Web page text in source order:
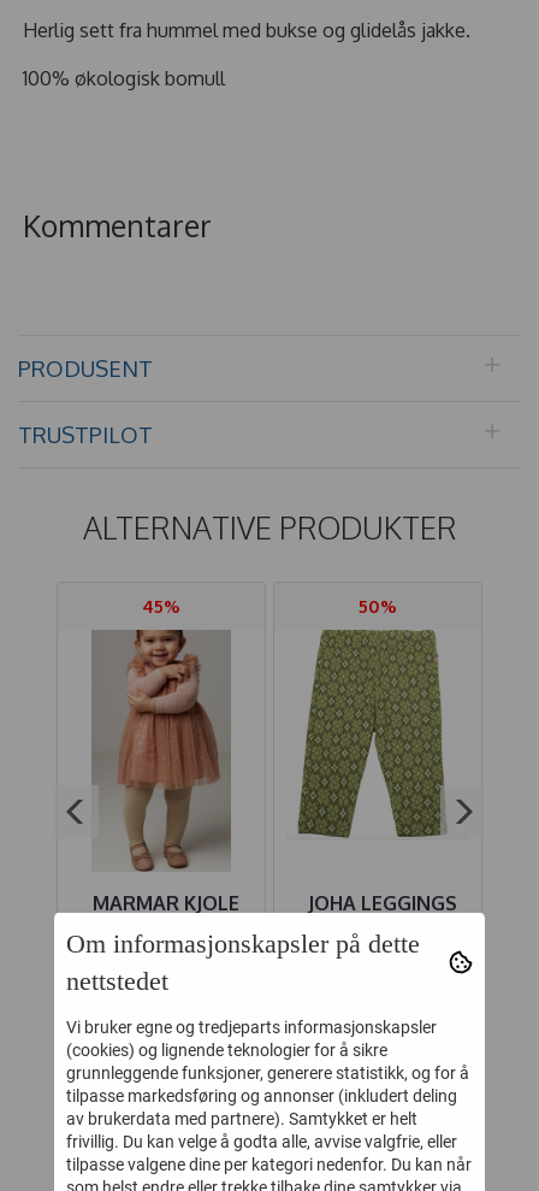
Herlig sett fra hummel med bukse og glidelås jakke.
100% økologisk bomull
Kommentarer
PRODUSENT
TRUSTPILOT
ALTERNATIVE PRODUKTER
45%
MARMAR KJOLE
DINNE BALLERINA
DOTTY CORAL
HAZE
685,-
Kjøp
50%
JOHA LEGGINGS
ULL GRØNN
DIAMANT
Kjøp
KUNDER SOM SÅ PÅ DETTE SÅ
OGSÅ PÅ
Om informasjonskapsler på dette
nettstedet
Vi bruker egne og tredjeparts informasjonskapsler
(cookies) og lignende teknologier for å sikre
grunnleggende funksjoner, generere statistikk, og for å
tilpasse markedsføring og annonser (inkludert deling
av brukerdata med partnere). Samtykket er helt
frivillig. Du kan velge å godta alle, avvise valgfrie, eller
tilpasse valgene dine per kategori nedenfor. Du kan når
som helst endre eller trekke tilbake dine samtykker via